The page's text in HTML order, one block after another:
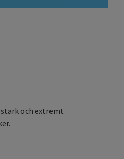
och extremt